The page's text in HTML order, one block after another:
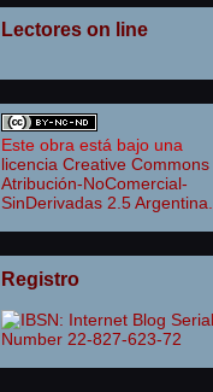
Lectores on line
Este obra está bajo una
licencia Creative Commons
Atribución-NoComercial-
SinDerivadas 2.5 Argentina.
Registro